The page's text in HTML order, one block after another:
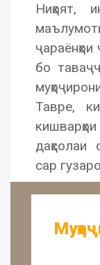
Ниҳоят,
ҷараёнҳои
бо
Тавре,
даҳсолаи
сар